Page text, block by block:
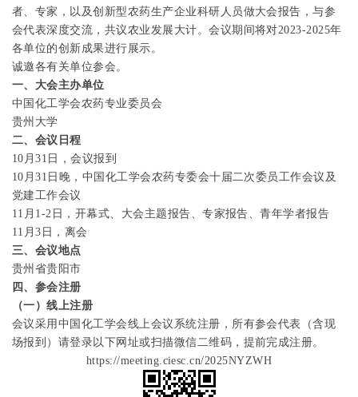
者、专家，以及创新型农药生产企业科研人员做大会报告，与参
会代表深度交流，共议农业发展大计。会议期间将对2023-2025年
各单位的创新成果进行展示。
诚邀各有关单位参会。
一、大会主办单位
中国化工学会农药专业委员会
贵州大学
二、会议日程
10 月31 日，会议报到
10 月31 日晚，中国化工学会农药专委会十届二次委员工作会议及
党建工作会议
11 月 1-2 日，开幕式、大会主题报告、专家报告、青年学者报告
11 月3 日，离会
三、会议地点
贵州省贵阳市
四、参会注册
（一）线上注册
会议采用中国化工学会线上会议系统注册，所有参会代表（含现
场报到） 请登录以下网址或扫描微信二维码，提前完成注册。
https://meeting.ciesc.cn/2025NYZWH